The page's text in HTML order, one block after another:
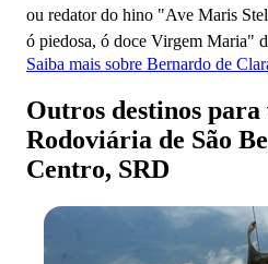
ou redator do hino "Ave Maris
ó piedosa, ó doce Virgem Maria"
Saiba mais sobre Bernardo de
Outros destinos
Rodoviária de São
Centro, SRD